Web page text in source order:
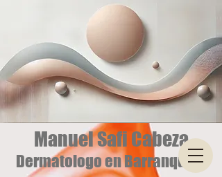
Manuel Safi Cabeza
Dermatologo en Barranquilla